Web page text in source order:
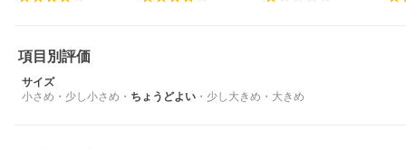
項目別評価
サイズ
小さめ ・ 少し小さめ ・ ちょうどよい ・ 少し大きめ ・ 大きめ